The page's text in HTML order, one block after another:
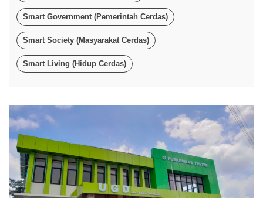
Smart Government (Pemerintah Cerdas)
Smart Society (Masyarakat Cerdas)
Smart Living (Hidup Cerdas)